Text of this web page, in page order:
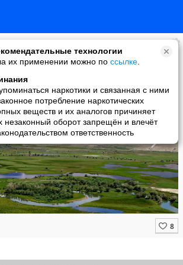
технологии
их применении можно по ссылке
наркотики и связанная с ними
потребление наркотических
веществ и их аналогов причиняет
незаконный оборот запрещён и влечёт
ответственность